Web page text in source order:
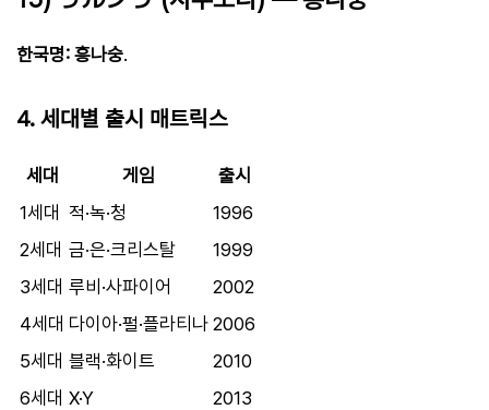
한국명: 흥나숭.
4. 세대별 출시 매트릭스
세대 게임
출시
1세대 적·녹·청
1996
2세대 금·은·크리스탈
1999
3세대 루비·사파이어
2002
4세대 다이아·펄·플라티나 2006
5세대 블랙·화이트
2010
6세대 X·Y
2013